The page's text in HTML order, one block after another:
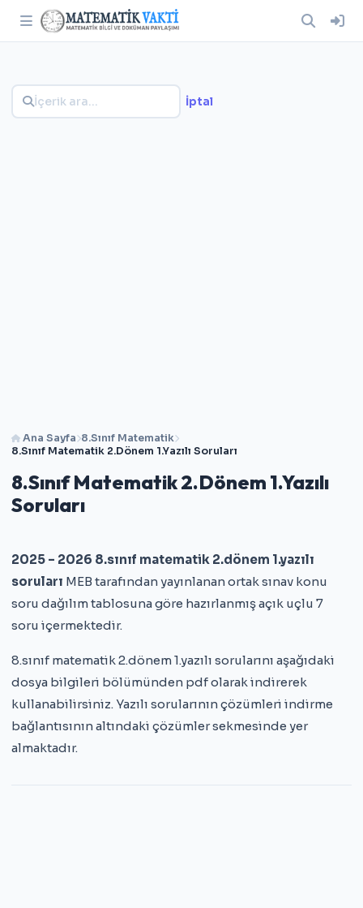
Ana Sayfa 8.Sınıf Matematik
8.Sınıf Matematik 2.Dönem 1.Yazılı Soruları
8.Sınıf Matematik 2.Dönem 1.Yazılı
Soruları
2025 – 2026 8.sınıf matematik 2.dönem 1.yazılı
soruları MEB tarafından yayınlanan ortak sınav konu
soru dağılım tablosuna göre hazırlanmış açık uçlu 7
soru içermektedir.
8.sınıf matematik 2.dönem 1.yazılı sorularını aşağıdaki
dosya bilgileri bölümünden pdf olarak indirerek
kullanabilirsiniz. Yazılı sorularının çözümleri indirme
bağlantısının altındaki çözümler sekmesinde yer
almaktadır.
İptal